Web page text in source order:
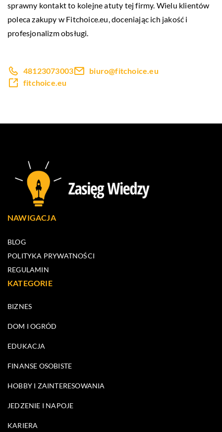
sprawny kontakt to kolejne atuty tej firmy. Wielu klientów
poleca zakupy w Fitchoice.eu, doceniając ich jakość i
profesjonalizm obsługi.
48123073003
biuro@fitchoice.eu
fitchoice.eu
NAWIGACJA
BLOG
POLITYKA PRYWATNOŚCI
REGULAMIN
KATEGORIE
BIZNES
DOM I OGRÓD
EDUKACJA
FINANSE OSOBISTE
HOBBY I ZAINTERESOWANIA
JEDZENIE I NAPOJE
KARIERA